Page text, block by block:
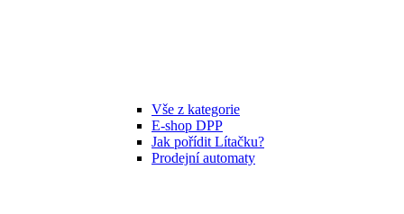
Vše z kategorie
E-shop DPP
Jak pořídit Lítačku?
Prodejní automaty